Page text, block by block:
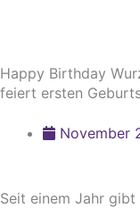
springen
Happy Birthday
feiert ersten
November
Seit einem Jahr